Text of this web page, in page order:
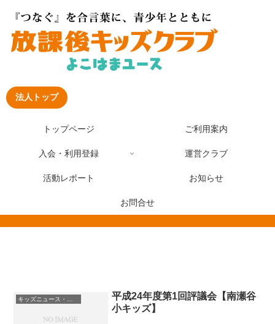
法人トップ
トップページ ご利用案内
入会・利用登録 運営クラブ
活動レポート お知らせ
お問合せ
キッズニュース・お知らせ
平成24年度第1回評議会【南瀬谷
小キッズ】